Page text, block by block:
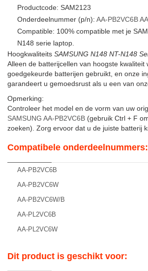
Productcode: SAM2123
Onderdeelnummer (p/n): AA-PB2VC6B
Compatible: 100% compatible met je
N148 serie laptop.
Hoogkwaliteits SAMSUNG N148 NT-N148
Alleen de batterijcellen van hoogste kwaliteit
goedgekeurde batterijen gebruikt, en onze
garandeert u gemoedsrust als u een van
Opmerking:
Controleer het model en de vorm van uw
SAMSUNG AA-PB2VC6B (gebruik Ctrl + F
zoeken). Zorg ervoor dat u de juiste batterij
Compatibele onderdeelnummers:
AA-PB2VC6B
AA-PB2VC6W
AA-PB2VC6W/B
AA-PL2VC6B
AA-PL2VC6W
Dit product is geschikt voor: